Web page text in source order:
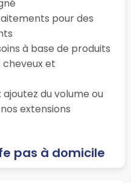
pour des
à base de produits
et
ajoutez du volume ou
extensions
pas à domicile